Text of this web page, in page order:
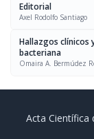
Editorial
Axel Rodolfo Santiago
Hallazgos clínicos
bacteriana
Omaira A. Bermúdez
Acta Científica